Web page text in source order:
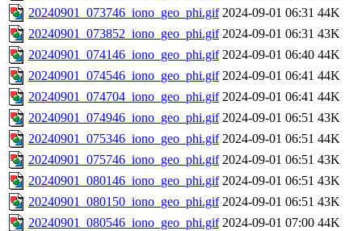
20240901_073746_iono_geo_phi.gif 2024-09-01 06:31 44K
20240901_073852_iono_geo_phi.gif 2024-09-01 06:31 43K
20240901_074146_iono_geo_phi.gif 2024-09-01 06:40 44K
20240901_074546_iono_geo_phi.gif 2024-09-01 06:41 44K
20240901_074704_iono_geo_phi.gif 2024-09-01 06:41 44K
20240901_074946_iono_geo_phi.gif 2024-09-01 06:51 43K
20240901_075346_iono_geo_phi.gif 2024-09-01 06:51 44K
20240901_075746_iono_geo_phi.gif 2024-09-01 06:51 43K
20240901_080146_iono_geo_phi.gif 2024-09-01 06:51 43K
20240901_080150_iono_geo_phi.gif 2024-09-01 06:51 43K
20240901_080546_iono_geo_phi.gif 2024-09-01 07:00 44K